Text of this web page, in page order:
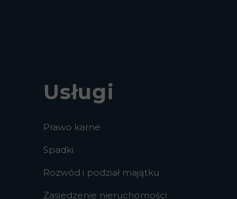
Usługi
Prawo karne
Spadki
Rozwód i podział majątku
Zasiedzenie nieruchomości